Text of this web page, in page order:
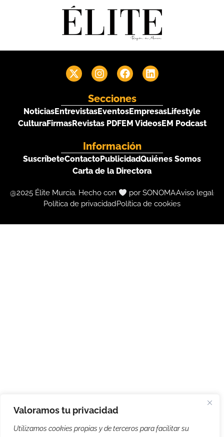
Valoramos tu privacidad
Utilizamos cookies propias y de terceros para facilitar su
Secciones
NoticiasEntrevistasEventosEmpresasLifestyle
CulturaFirmasRevistas PDFEM VideosEM Podcast
Información
SuscríbeteContactoPublicidadQuiénes Somos
Carta de la Directora
@2025 Élite Murcia. Hecho con por SONOMAAviso legal
Política de privacidadPolítica de cookies